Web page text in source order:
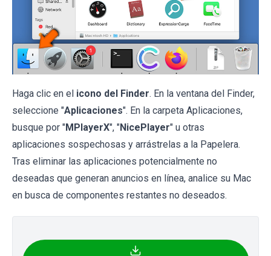
Haga clic en el icono del Finder. En la ventana del Finder,
seleccione "Aplicaciones". En la carpeta Aplicaciones,
busque por "MPlayerX", "NicePlayer" u otras
aplicaciones sospechosas y arrástrelas a la Papelera.
Tras eliminar las aplicaciones potencialmente no
deseadas que generan anuncios en línea, analice su Mac
en busca de componentes restantes no deseados.